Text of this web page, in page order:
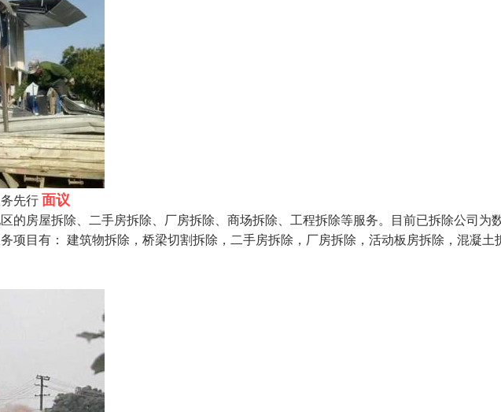
先行面议
的房屋拆除、二手房拆除、厂房拆除、商场拆除、工程拆除等服务。目前已拆除公司为
项目有： 建筑物拆除，桥梁切割拆除，二手房拆除，厂房拆除，活动板房拆除，混凝土